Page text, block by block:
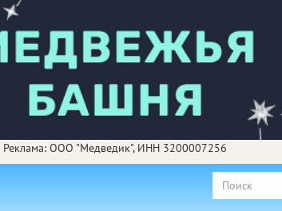
Реклама: ООО "Медведик", ИНН 3200007256